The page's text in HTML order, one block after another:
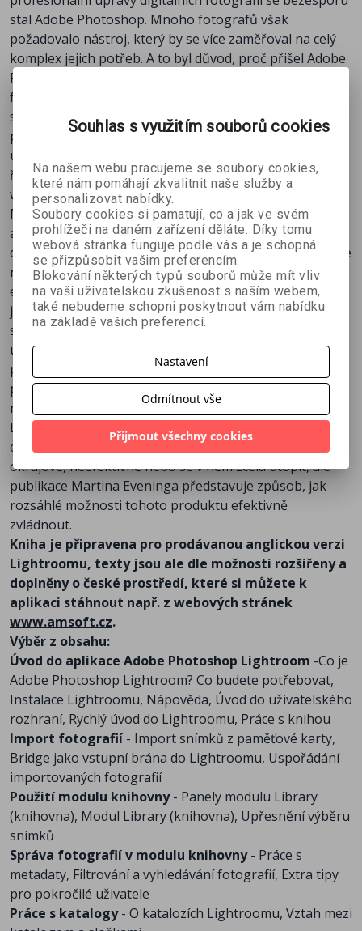
Dodatek B- Volby a šablony, Složka katalogu,
Nastavení obsahu Lightroomu, RGB v Lightroomu,
Křivky v Lightroomu a Photoshopu,Ideální
nastavení počítače pro Lightroom
stal Adobe Photoshop. Mnoho fotografů však
požadovalo nástroj, který by se více zaměřoval na celý
komplex jejich potřeb. A to byl důvod, proč přišel Adobe
Photoshop Lightroom – od začátku pro digitální
fotografy navržený program se silnými editačními
schopnostmi a současně sledující přirozený postup
práce od importu fotografie přes doplnění údajů,
úpravy, snadné a velmi komplexní vyhledávání, třídění,
řazení, hodnocení až po tisk, přípravu prezentací nebo
webových galerií.
Martin Evening, mezinárodně uznávaný fotograf a
autor řady publikací, představuje ve své knize celkový a
detailní pohled na možnosti Lightroomu. Jeho přístup se
nezabývá pouze jednoduchým využitím skvělých
editačních možností Lightroomu, kam často sklouzávají
jiní, ale vychází ze zkušeností a postupů, které sám ve
své praxi profesionálního fotografa používá. Nabízí
ucelený pracovní postup, dokumentovaný jak na
praktických ukázkách, tak na postupném a detailním
procházení jednotlivých možností Lightroomu. Čtenář
má tak možnost důkladně se seznámit se všemi moduly
Lightroomu, s množstvím jeho nástrojů a naučí se je
efektivně používat. Lightroom je možné využívat
okrajově, neefektivně nebo se v něm zcela utopit, ale
publikace Martina Eveninga představuje způsob, jak
rozsáhlé možnosti tohoto produktu efektivně
zvládnout.
Kniha je připravena pro prodávanou anglickou verzi
Lightroomu, texty jsou ale dle možnosti rozšířeny a
doplněny o české prostředí, které si můžete k
aplikaci stáhnout např. z webových stránek
www.amsoft.cz.
Výběr z obsahu:
Úvod do aplikace Adobe Photoshop Lightroom -Co je
Adobe Photoshop Lightroom? Co budete potřebovat,
Instalace Lightroomu, Nápověda, Úvod do uživatelského
rozhraní, Rychlý úvod do Lightroomu, Práce s knihou
Import fotografií - Import snímků z paměťové karty,
Bridge jako vstupní brána do Lightroomu, Uspořádání
importovaných fotografií
Použití modulu knihovny- Panely modulu Library
(knihovna), Modul Library (knihovna), Upřesnění výběru
snímků
Správa fotografií v modulu knihovny- Práce s
metadaty, Filtrování a vyhledávání fotografií, Extra tipy
pro pokročilé uživatele
Práce s katalogy- O katalozích Lightroomu, Vztah mezi
Souhlas s využitím souborů cookies
Na našem webu pracujeme se soubory cookies,
které nám pomáhají zkvalitnit naše služby a
personalizovat nabídky.
Soubory cookies si pamatují, co a jak ve svém
prohlížeči na daném zařízení děláte. Díky tomu
webová stránka funguje podle vás a je schopná
se přizpůsobit vašim preferencím.
Blokování některých typů souborů může mít vliv
na vaši uživatelskou zkušenost s naším webem,
také nebudeme schopni poskytnout vám nabídku
na základě vašich preferencí.
Nastavení
Odmítnout vše
Přijmout všechny cookies